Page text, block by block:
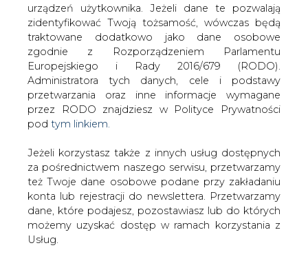
WŁĄCZ CIRE.TV
urządzeń użytkownika. Jeżeli dane te pozwalają
zidentyfikować Twoją tożsamość, wówczas będą
traktowane dodatkowo jako dane osobowe
zgodnie z Rozporządzeniem Parlamentu
Europejskiego i Rady 2016/679 (RODO).
Administratora tych danych, cele i podstawy
przetwarzania oraz inne informacje wymagane
przez RODO znajdziesz w Polityce Prywatności
pod tym linkiem.
Jeżeli korzystasz także z innych usług dostępnych
za pośrednictwem naszego serwisu, przetwarzamy
też Twoje dane osobowe podane przy zakładaniu
konta lub rejestracji do newslettera. Przetwarzamy
dane, które podajesz, pozostawiasz lub do których
możemy uzyskać dostęp w ramach korzystania z
Usług.
Strona główna ZIELONA GOSPODARKA /
Biomasa
na TGE będzie jak Allegro
2011-03-31 00:00